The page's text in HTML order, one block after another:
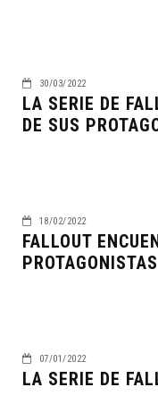
30/03/2022
LA SERIE DE
DE SUS
18/02/2022
FALLOUT
07/01/2022
LA SERIE DE